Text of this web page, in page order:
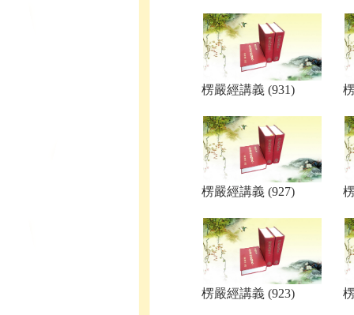
楞嚴經講義 (931)
楞嚴經講義 (927)
楞嚴經講義 (923)